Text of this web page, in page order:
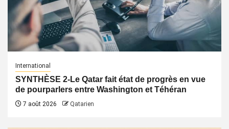
International
SYNTHÈSE 2-Le Qatar fait état de progrès en vue
de pourparlers entre Washington et Téhéran
7 août 2026 Qatarien